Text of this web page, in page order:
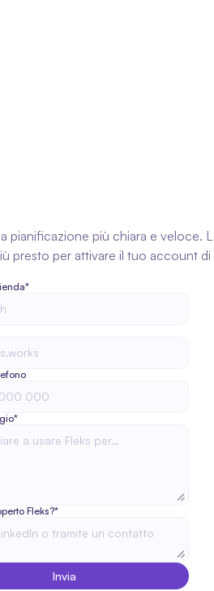
pianificazione più chiara e veloce.
presto per attivare il tuo account di
Fleks?*
Invia